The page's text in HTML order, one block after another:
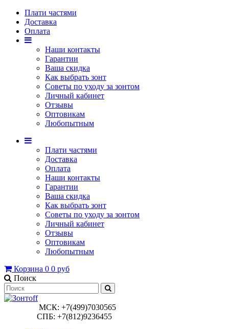
Плати частями
Доставка
Оплата
Наши контакты
Гарантии
Ваша скидка
Как выбрать зонт
Советы по уходу за зонтом
Личный кабинет
Отзывы
Оптовикам
Любопытным
Плати частями
Доставка
Оплата
Наши контакты
Гарантии
Ваша скидка
Как выбрать зонт
Советы по уходу за зонтом
Личный кабинет
Отзывы
Оптовикам
Любопытным
Корзина 0 0 руб
Поиск
МСК: +7(499)7030565
СПБ: +7(812)9236455